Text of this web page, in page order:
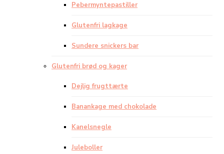
Pebermyntepastiller
Glutenfri lagkage
Sundere snickers bar
Glutenfri brød og kager
Dejlig frugttærte
Banankage med chokolade
Kanelsnegle
Juleboller